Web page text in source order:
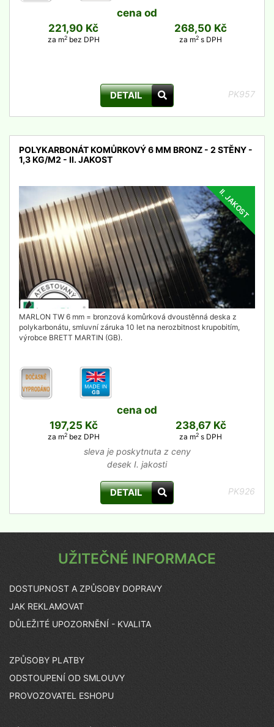
cena od
221,90 Kč
za m2bez DPH
268,50 Kč
za m2 s DPH
DETAIL PK957
POLYKARBONÁT KOMŮRKOVÝ 6 MM BRONZ - 2 STĚNY -
1,3 KG/M2 - II. JAKOST
II. JAKOST
detail
MARLON TW 6 mm = bronzová komůrková dvoustěnná deska z
polykarbonátu, smluvní záruka 10 let na nerozbitnost krupobitím,
výrobce BRETT MARTIN (GB).
cena od
197,25 Kč
za m2bez DPH
238,67 Kč
za m2 s DPH
sleva je poskytnuta z ceny
desek I. jakosti
DETAIL PK926
UŽITEČNÉ INFORMACE
DOSTUPNOST A ZPŮSOBY DOPRAVY
JAK REKLAMOVAT
DŮLEŽITÉ UPOZORNĚNÍ - KVALITA
ZPŮSOBY PLATBY
ODSTOUPENÍ OD SMLOUVY
PROVOZOVATEL ESHOPU